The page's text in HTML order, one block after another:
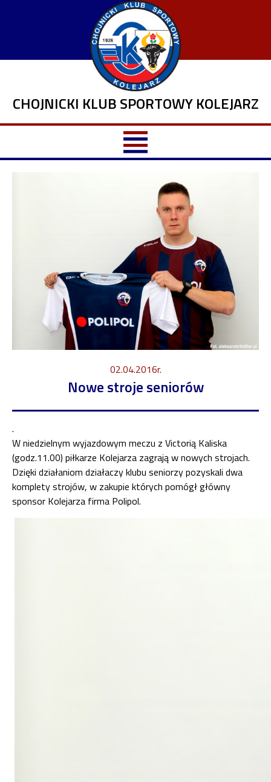
CHOJNICKI KLUB SPORTOWY KOLEJARZ
02.04.2016r.
Nowe stroje seniorów
.
W niedzielnym wyjazdowym meczu z Victorią Kaliska
(godz.11.00) piłkarze Kolejarza zagrają w nowych strojach.
Dzięki działaniom działaczy klubu seniorzy pozyskali dwa
komplety strojów, w zakupie których pomógł główny
sponsor Kolejarza firma Polipol.